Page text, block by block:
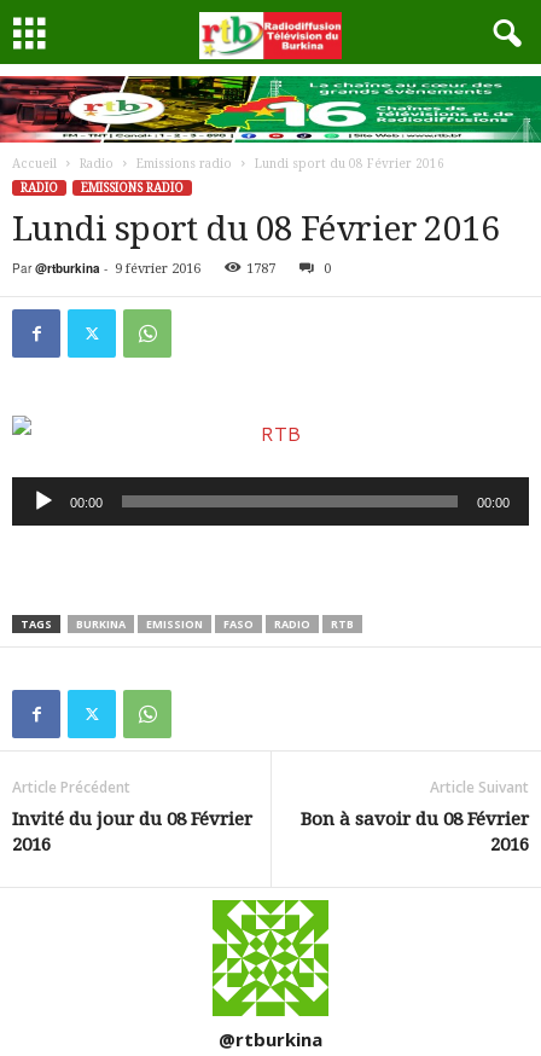
Accueil Radio Emissions radio
Lundi sport du 08 Février 2016
RADIO
EMISSIONS RADIO
Lundi sport du 08 Février 2016
Par @rtburkina - 9 février 2016 1787 0
Lecteur
audio
00:00 00:00
TAGS BURKINA EMISSION FASO RADIO RTB
Article Précédent
Invité du jour du 08 Février
2016
Article Suivant
Bon à savoir du 08 Février
2016
@rtburkina